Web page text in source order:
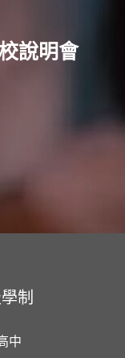
說明會
制
中